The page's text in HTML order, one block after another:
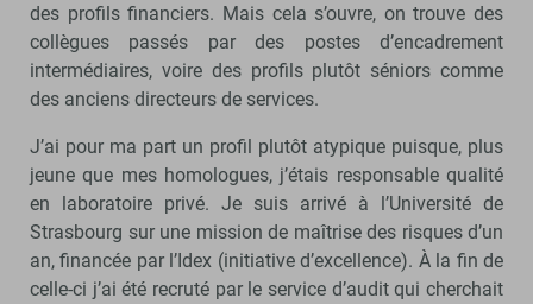
des profils financiers. Mais cela s’ouvre, on trouve des
collègues passés par des postes d’encadrement
intermédiaires, voire des profils plutôt séniors comme
des anciens directeurs de services.
J’ai pour ma part un profil plutôt atypique puisque, plus
jeune que mes homologues, j’étais responsable qualité
en laboratoire privé. Je suis arrivé à l’Université de
Strasbourg sur une mission de maîtrise des risques d’un
an, financée par l’Idex (initiative d’excellence). À la fin de
celle-ci j’ai été recruté par le service d’audit qui cherchait